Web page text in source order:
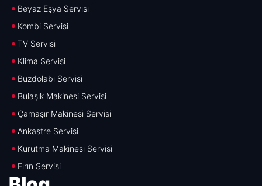
Beyaz Eşya Servisi
Kombi Servisi
TV Servisi
Klima Servisi
Buzdolabı Servisi
Bulaşık Makinesi Servisi
Çamaşır Makinesi Servisi
Ankastre Servisi
Kurutma Makinesi Servisi
Fırın Servisi